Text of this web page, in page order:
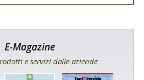
E-Magazine
e servizi dalle aziende